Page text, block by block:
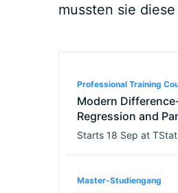
mussten sie
Professional Training
Modern
Regression and
Starts 18 Sep at
Master-Studiengang